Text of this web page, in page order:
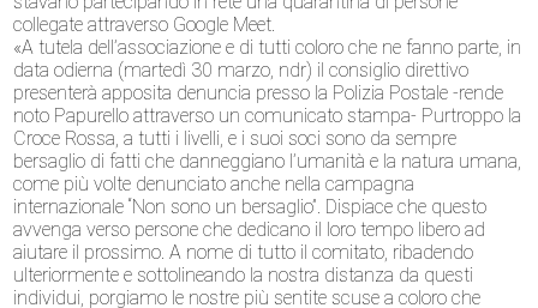
collegate attraverso Google Meet.
«A tutela dell’associazione e di tutti coloro che ne fanno parte, in
data odierna (martedì 30 marzo, ndr) il consiglio direttivo
presenterà apposita denuncia presso la Polizia Postale -rende
noto Papurello attraverso un comunicato stampa- Purtroppo la
Croce Rossa, a tutti i livelli, e i suoi soci sono da sempre
bersaglio di fatti che danneggiano l’umanità e la natura umana,
come più volte denunciato anche nella campagna
internazionale “Non sono un bersaglio”. Dispiace che questo
avvenga verso persone che dedicano il loro tempo libero ad
aiutare il prossimo. A nome di tutto il comitato, ribadendo
ulteriormente e sottolineando la nostra distanza da questi
individui, porgiamo le nostre più sentite scuse a coloro che